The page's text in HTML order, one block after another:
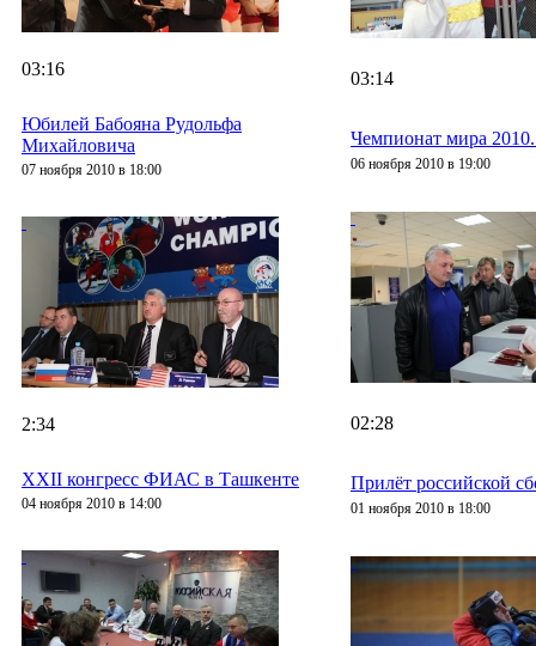
03:16
Юбилей Бабояна Рудольфа
Михайловича
07 ноября 2010 в 18:00
03:14
Чемпионат мира
06 ноября 2010 в 19:00
2:34
XXII конгресс ФИАС в Ташкенте
04 ноября 2010 в 14:00
02:28
Прилёт российской
01 ноября 2010 в 18:00